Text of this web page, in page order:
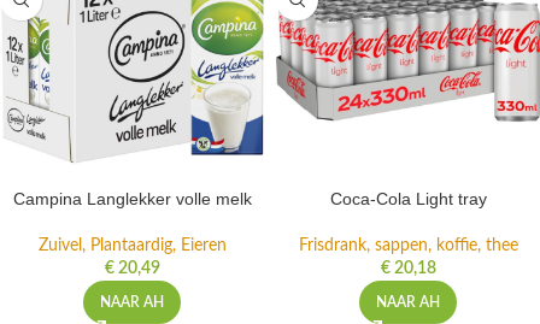
Campina Langlekker volle melk
Zuivel, Plantaardig, Eieren
€20,49
NAAR AH
Coca-Cola Light tray
Frisdrank, sappen, koffie, thee
€20,18
NAAR AH